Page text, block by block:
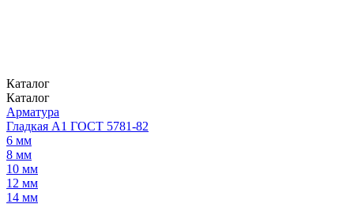
Каталог
Каталог
Арматура
Гладкая А1 ГОСТ 5781-82
6 мм
8 мм
10 мм
12 мм
14 мм